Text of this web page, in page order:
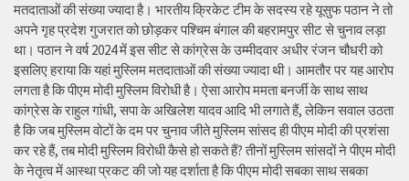
मतदाताओं की संख्या ज्यादा है। भारतीय क्रिकेट टीम के सदस्य रहे यूसुफ पठान ने तो
अपने गृह प्रदेश गुजरात को छोड़कर पश्चिम बंगाल की बहरामपुर सीट से चुनाव लड़ा
था। पठान ने वर्ष 2024 में इस सीट से कांग्रेस के उम्मीदवार अधीर रंजन चौधरी को
इसलिए हराया कि यहां मुस्लिम मतदाताओं की संख्या ज्यादा थी। आमतौर पर यह आरोप
लगता है कि पीएम मोदी मुस्लिम विरोधी है। ऐसा आरोप ममता बनर्जी के साथ साथ
कांग्रेस के राहुल गांधी, सपा के अखिलेश यादव आदि भी लगाते हैं, लेकिन सवाल उठता
है कि जब मुस्लिम वोटों के दम पर चुनाव जीते मुस्लिम सांसद ही पीएम मोदी की प्रशंसा
कर रहे हैं, तब मोदी मुस्लिम विरोधी कैसे हो सकते हैं? तीनों मुस्लिम सांसदों ने पीएम मोदी
के नेतृत्व में आस्था प्रकट की जो यह दर्शाता है कि पीएम मोदी सबका साथ सबका